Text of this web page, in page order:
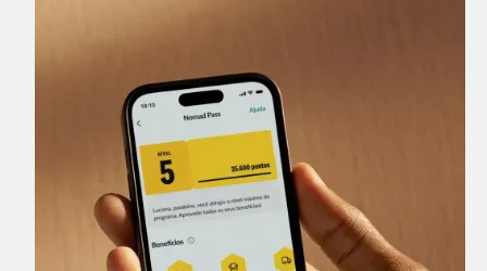
Nomad Lounge
Sala VIP no Aeroporto de Guarulhos